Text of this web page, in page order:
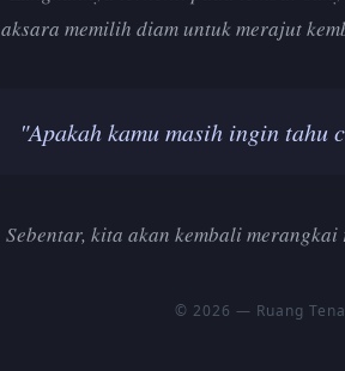
aksara memilih diam untuk merajut
"Apakah kamu masih ingin
Sebentar, kita akan kembali
© 2026 — Ruang